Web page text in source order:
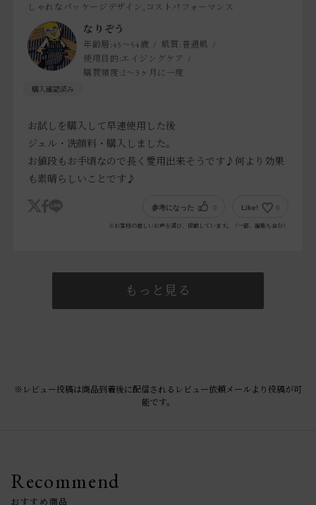
しゃれなパッケージデザイン,コストパフォーマンス
なりぞう
年齢層:45～54歳 肌質:普通肌
使用目的:エイジングケア
購買頻度:2～3ヶ月に一度
お試しを購入して早速使用した後
ジェル・洗顔料・購入しました。
お値段もお手頃なので長く愛用出来そうです♪何より効果
も素晴らしいことです♪
参考になった 0 Like! 0
※お客様の嬉しいお声を選び、掲載しています。（一部、編集も含む）
もっと見る
※レビュー投稿は商品到着後に配信されるレビュー依頼メールより投稿が可
能です。
Recommend